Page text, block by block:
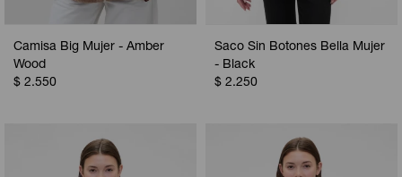
Camisa Big Mujer - Amber
Wood
$ 2.550
Saco Sin Botones Bella Mujer
- Black
$ 2.250